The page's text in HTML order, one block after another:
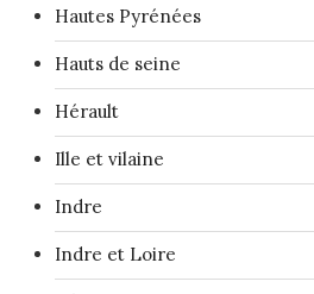
Hautes Pyrénées
Hauts de seine
Hérault
Ille et vilaine
Indre
Indre et Loire